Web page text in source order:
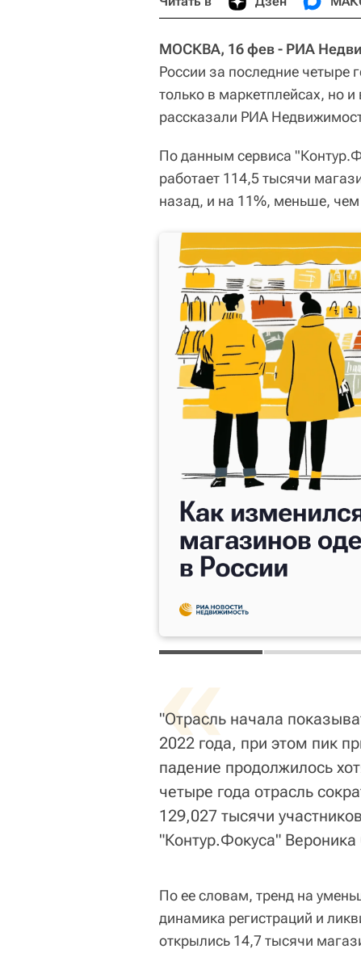
МОСКВА, 16 фев - РИА
России за последние четыре
только в маркетплейсах, но
рассказали РИА
По данным сервиса
работает 114,5 тысячи
назад, и на 11%, меньше, чем
«
"Отрасль начала
2022 года, при этом пик
падение продолжилось
четыре года отрасль
129,027 тысячи
"Контур.Фокуса" Вероника
По ее словам, тренд на
динамика регистраций и
открылись 14,7 тысячи